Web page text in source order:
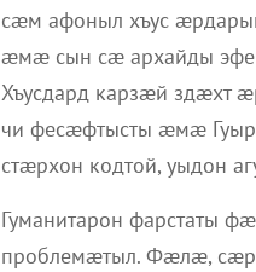
сæм афоныл хъус
æмæ сын сæ архайды
Хъусдард карзæй здæхт
чи фесæфтысты æмæ
стæрхон кодтой, уыдон
Гуманитарон фарстаты
проблемæтыл. Фæлæ,